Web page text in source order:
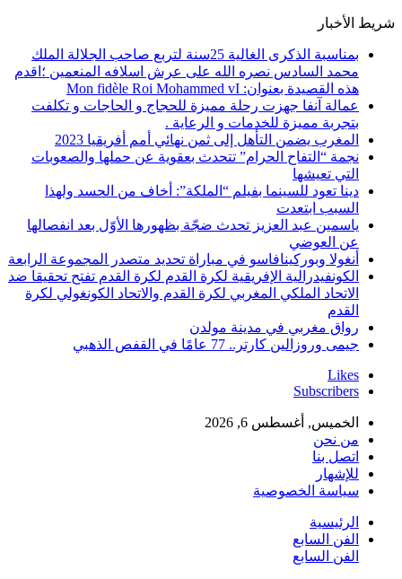
شريط الأخبار
بمناسبة الذكرى الغالية 25سنة لتربع صاحب الجلالة الملك
محمد السادس نصره الله على عرش اسلافه المنعمين ؛اقدم
هذه القصيدة بعنوان: Mon fidèle Roi Mohammed vI
عمالة آنفا جهزت رحلة مميزة للحجاج و الحاجات و تكلفت
بتجربة مميزة للخدمات و الرعاية .
المغرب يضمن التأهل إلى ثمن نهائي أمم أفريقيا 2023
نجمة “التفاح الحرام” تتحدث بعقوية عن حملها والصعوبات
التي تعيشها
دينا تعود للسينما بفيلم “الملكة”: أخاف من الحسد ولهذا
السبب ابتعدت
ياسمين عبد العزيز تحدث ضجّة بظهورها الأوّل بعد انفصالها
عن العوضي
أنغولا وبوركينافاسو في مباراة تحديد متصدر المجموعة الرابعة
الكونفيدرالية الإفريقية لكرة القدم لكرة القدم تفتح تحقيقا ضد
الاتحاد الملكي المغربي لكرة القدم والاتحاد الكونغولي لكرة
القدم
رواق مغربي في مدينة مولدن
جيمى وروزالين كارتر.. 77 عامًا في القفص الذهبي
Likes
Subscribers
الخميس, أغسطس 6, 2026
من نحن
اتصل بنا
للإشهار
سياسة الخصوصية
الرئيسية
الفن السابع
الفن السابع